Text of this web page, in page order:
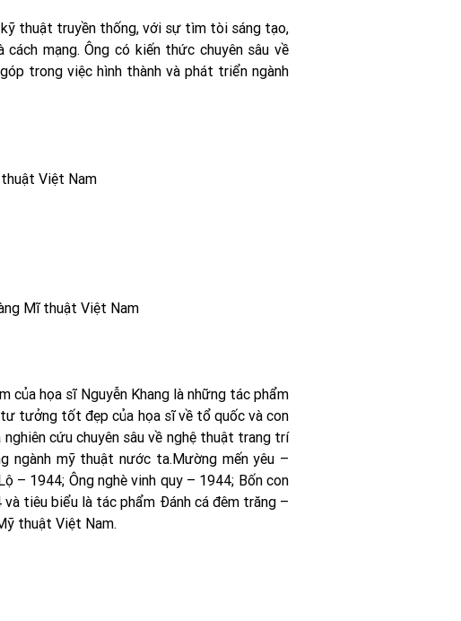
thuật truyền thống, với sự tìm tòi sáng tạo,
mạng. Ông có kiến ​​thức chuyên sâu về
trong việc hình thành và phát triển ngành
Việt Nam
Mĩ thuật Việt Nam
của họa sĩ Nguyễn Khang là những tác phẩm
tưởng tốt đẹp của họa sĩ về tổ quốc và con
cứu chuyên sâu về nghệ thuật trang trí
ngành mỹ thuật nước ta.Mường mến yêu –
– 1944; Ông nghè vinh quy – 1944; Bốn con
tiêu biểu là tác phẩm Đánh cá đêm trăng –
thuật Việt Nam.